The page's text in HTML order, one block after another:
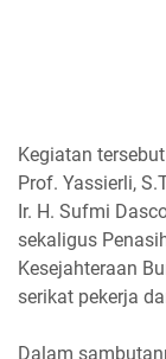
Kegiatan
Prof. Yassierli,
Ir. H. Sufmi
sekaligus
Kesejahteraan
serikat pekerja
Dalam